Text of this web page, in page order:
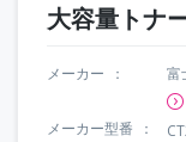
大容量トナ
メーカー
富
メーカー型番